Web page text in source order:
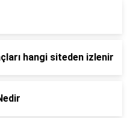
hangi siteden izlenir